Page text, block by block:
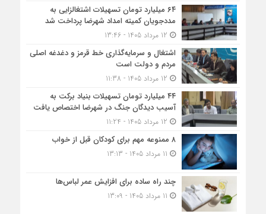
۶۴ میلیارد تومان تسهیلات اشتغالزایی به
مددجویان کمیته امداد شهرضا پرداخت شد
اشتغال و سرمایه‌گذاری خط قرمز و دغدغه اصلی
مردم و دولت است
۴۴ میلیارد تومان تسهیلات بنیاد برکت به
آسیب دیدگان جنگ در شهرضا اختصاص یافت
۸ ممنوعه مهم برای کودکان قبل از خواب
چند راه ساده برای افزایش عمر لباس‌ها